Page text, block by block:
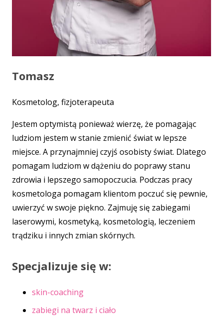
Tomasz
Kosmetolog, fizjoterapeuta
Jestem optymistą ponieważ wierzę, że pomagając
ludziom jestem w stanie zmienić świat w lepsze
miejsce. A przynajmniej czyjś osobisty świat. Dlatego
pomagam ludziom w dążeniu do poprawy stanu
zdrowia i lepszego samopoczucia. Podczas pracy
kosmetologa pomagam klientom poczuć się pewnie,
uwierzyć w swoje piękno. Zajmuję się zabiegami
laserowymi, kosmetyką, kosmetologią, leczeniem
trądziku i innych zmian skórnych.
Specjalizuje się w:
skin-coaching
zabiegi na twarz i ciało